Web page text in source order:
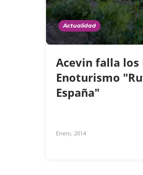
Actualidad
Acevin falla los
Enoturismo
España"
Enero, 2014